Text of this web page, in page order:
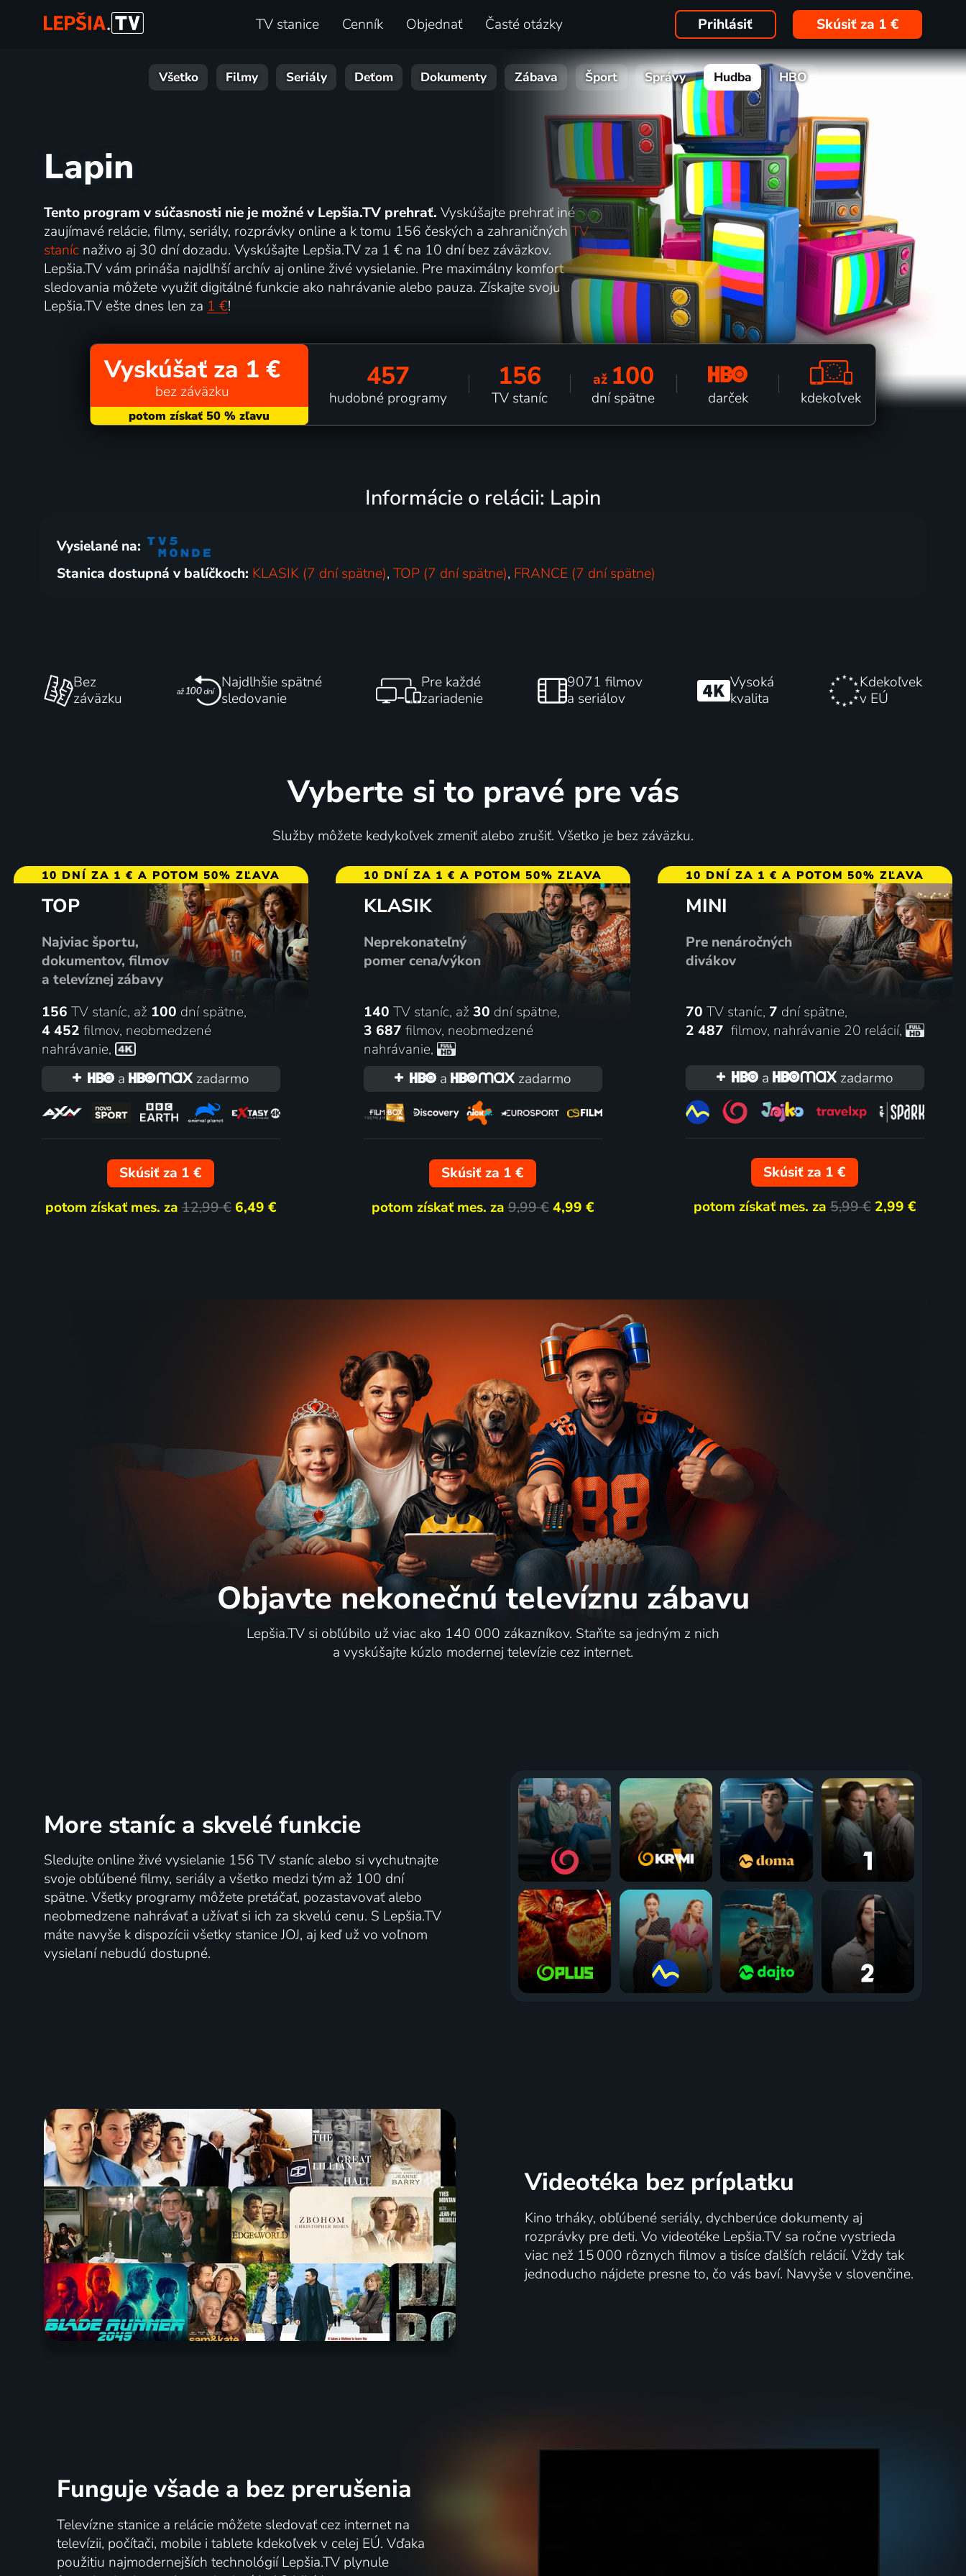
TV stanice Cenník Objednať Časté otázky Prihlásiť Skúsiť za 1 €
Všetko Filmy Seriály Deťom Dokumenty Zábava Šport Správy Hudba HBO
Lapin
Tento program v súčasnosti nie je možné v Lepšia.TV prehrať. Vyskúšajte prehrať iné
zaujímavé relácie, filmy, seriály, rozprávky online a k tomu 156 českých a zahraničnýchTV
stanícnaživo aj 30 dní dozadu. Vyskúšajte Lepšia.TV za 1 € na 10 dní bez záväzkov.
Lepšia.TV vám prináša najdlhší archív aj online živé vysielanie. Pre maximálny komfort
sledovania môžete využiť digitálné funkcie ako nahrávanie alebo pauza. Získajte svoju
Lepšia.TV ešte dnes len za 1 €!
Vyskúšať za 1 €
bez záväzku 457
hudobné programy
156
TV staníc
až 100
dní spätne darček kdekoľvek
Informácie o relácii: Lapin
Vysielané na:
Stanica dostupná v balíčkoch: KLASIK (7 dní spätne),TOP (7 dní spätne), FRANCE (7 dní spätne)
Bez
záväzku
Najdlhšie spätné
sledovanie
Pre každé
zariadenie
9071 filmov
a seriálov
Vysoká
kvalita
Kdekoľvek
v EÚ
Vyberte si to pravé pre vás
Služby môžete kedykoľvek zmeniť alebo zrušiť. Všetko je bez záväzku.
10 DNÍ ZA 1 € A POTOM 50% ZĽAVA
TOP
Najviac športu,
dokumentov, filmov
a televíznej zábavy
156 TV staníc, až 100 dní spätne,
4 452 filmov, neobmedzené
nahrávanie,
a
zadarmo
Skúsiť za 1 €
potom získať mes. za12,99 € 6,49 €
10 DNÍ ZA 1 € A POTOM 50% ZĽAVA
KLASIK
Neprekonateľný
pomer cena/výkon
140 TV staníc, až 30 dní spätne,
3 687 filmov, neobmedzené
nahrávanie,
a
zadarmo
Skúsiť za 1 €
potom získať mes. za9,99 € 4,99 €
10 DNÍ ZA 1 € A POTOM 50% ZĽAVA
MINI
Pre nenáročných
divákov
70 TV staníc, 7 dní spätne,
2 487 filmov, nahrávanie 20 relácií,
a zadarmo
Skúsiť za 1 €
potom získať mes. za5,99 € 2,99 €
Objavte nekonečnú televíznu zábavu
Lepšia.TV si obľúbilo už viac ako 140 000 zákazníkov. Staňte sa jedným z nich
a vyskúšajte kúzlo modernej televízie cez internet.
More staníc a skvelé funkcie
Sledujte online živé vysielanie 156 TV staníc alebo si vychutnajte
svoje obľúbené filmy, seriály a všetko medzi tým až 100 dní
spätne. Všetky programy môžete pretáčať, pozastavovať alebo
neobmedzene nahrávať a užívať si ich za skvelú cenu. S Lepšia.TV
máte navyše k dispozícii všetky stanice JOJ, aj keď už vo voľnom
vysielaní nebudú dostupné.
Videotéka bez príplatku
Kino trháky, obľúbené seriály, dychberúce dokumenty aj
rozprávky pre deti. Vo videotéke Lepšia.TV sa ročne vystrieda
viac než 15 000 rôznych filmov a tisíce ďalších relácií. Vždy tak
jednoducho nájdete presne to, čo vás baví. Navyše v slovenčine.
Funguje všade a bez prerušenia
Televízne stanice a relácie môžete sledovať cez internet na
televízii, počítači, mobile i tablete kdekoľvek v celej EÚ. Vďaka
použitiu najmodernejších technológií Lepšia.TV plynule